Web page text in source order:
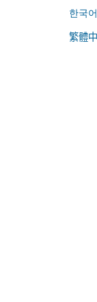
한국
繁體